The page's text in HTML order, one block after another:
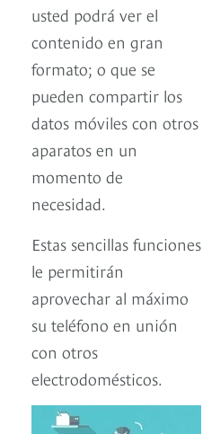
usted podrá ver el
contenido en gran
formato; o que se
pueden compartir los
datos móviles con otros
aparatos en un
momento de
necesidad.
Estas sencillas funciones
le permitirán
aprovechar al máximo
su teléfono en unión
con otros
electrodomésticos.